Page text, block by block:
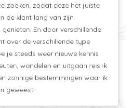
zoeken, zodat deze het juiste
de klant lang van zijn
En door verschillende
over de verschillende type
je steeds weer nieuwe kennis
wandelen en uitgaan reis ik
zonnige bestemmingen waar ik
geweest!